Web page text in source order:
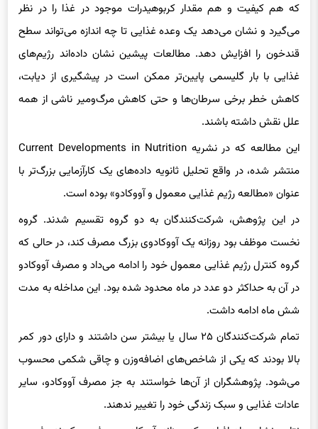
که هم کیفیت و هم مقدار کربوهیدرات موجود در غذا را در نظر
می‌گیرد و نشان می‌دهد یک وعده غذایی تا چه اندازه می‌تواند سطح
قندخون را افزایش دهد. مطالعات پیشین نشان داده‌اند رژیم‌های
غذایی با بار گلیسمی پایین‌تر ممکن است در پیشگیری از دیابت،
کاهش خطر برخی سرطان‌ها و حتی کاهش مرگ‌ومیر ناشی از همه
علل نقش داشته باشند.
این مطالعه که در نشریه Current Developments in Nutrition
منتشر شده، در واقع تحلیل ثانویه داده‌های یک کارآزمایی بزرگ‌تر با
عنوان «مطالعه رژیم غذایی معمول و آووکادو» بوده است.
در این پژوهش، شرکت‌کنندگان به دو گروه تقسیم شدند. گروه
نخست موظف بود روزانه یک آووکادوی بزرگ مصرف کند، در حالی که
گروه کنترل رژیم غذایی معمول خود را ادامه می‌داد و مصرف آووکادو
در آن به حداکثر دو عدد در ماه محدود شده بود. این مداخله به مدت
شش ماه ادامه داشت.
تمام شرکت‌کنندگان ۲۵ سال یا بیشتر سن داشتند و دارای دور کمر
بالا بودند که یکی از شاخص‌های اضافه‌وزن و چاقی شکمی محسوب
می‌شود. پژوهشگران از آن‌ها خواستند به جز مصرف آووکادو، سایر
عادات غذایی و سبک زندگی خود را تغییر ندهند.